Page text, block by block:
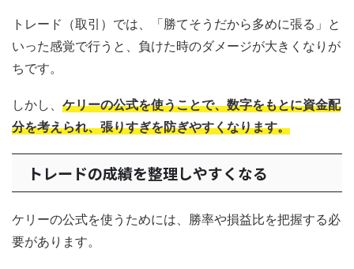
トレード（取引）では、「勝てそうだから多めに張る」と
いった感覚で行うと、負けた時のダメージが大きくなりが
ちです。
しかし、 ケリーの公式を使うことで、数字をもとに資金配
分を考えられ、張りすぎを防ぎやすくなります。
トレードの成績を整理しやすくなる
ケリーの公式を使うためには、勝率や損益比を把握する必
要があります。